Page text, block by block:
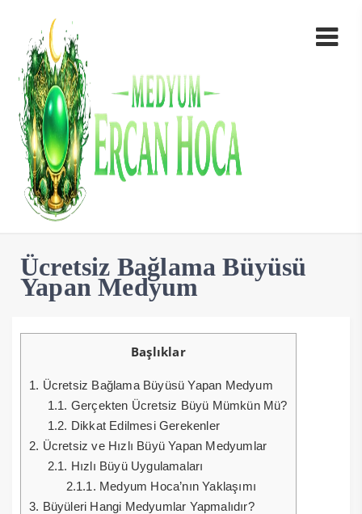
Ücretsiz Bağlama Büyüsü
Yapan Medyum
Başlıklar
1. Ücretsiz Bağlama Büyüsü Yapan Medyum
1.1. Gerçekten Ücretsiz Büyü Mümkün Mü?
1.2. Dikkat Edilmesi Gerekenler
2. Ücretsiz ve Hızlı Büyü Yapan Medyumlar
2.1. Hızlı Büyü Uygulamaları
2.1.1. Medyum Hoca’nın Yaklaşımı
3. Büyüleri Hangi Medyumlar Yapmalıdır?